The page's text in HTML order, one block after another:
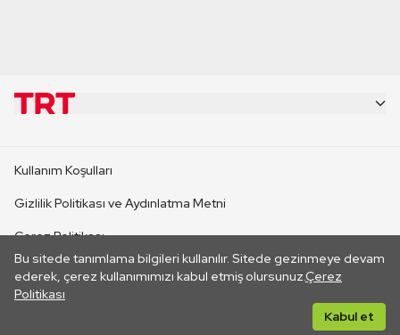
Bu sitede tanımlama bilgileri kullanılır. Sitede gezinmeye devam
ederek, çerez kullanımımızı kabul etmiş olursunuz.Çerez
Politikası
Kabul et
CANLI YAYINLAR
Kullanım Koşulları
Gizlilik Politikası ve Aydınlatma Metni
Çerez Politikası
İletişim
Her hakkı saklıdır. ©2026 TRT. Bağlantı yoluyla gidilen dış